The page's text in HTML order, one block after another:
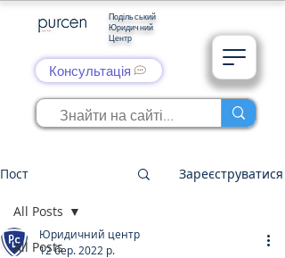
Подільський
Юридичний
Центр
Консультація
Пост Зареєструватися
All Posts
All Posts
Юридичний центр
12 бер. 2022 р.